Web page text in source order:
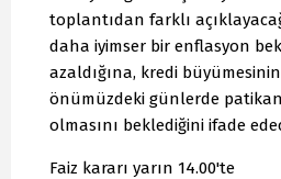
toplantıdan farklı
daha iyimser bir enflasyon
azaldığına, kredi
önümüzdeki günlerde
olmasını beklediğini ifade
Faiz kararı yarın 14.00'te